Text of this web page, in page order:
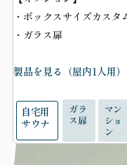
・ボックスサイズカスタ
・ガラス扉
製品を見る（屋内1人用）
自宅用
サウナ
ガラ
ス扉
マン
ショ
ン